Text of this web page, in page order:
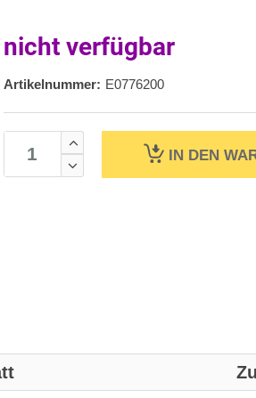
nicht verfügbar
Artikelnummer: E0776200
IN DEN